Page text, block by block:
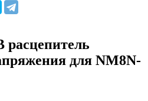
расцепитель
для NM8N-